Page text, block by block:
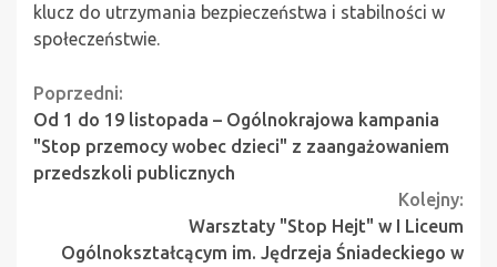
klucz do utrzymania bezpieczeństwa i stabilności w
społeczeństwie.
Continue
Reading
Poprzedni:
Od 1 do 19 listopada – Ogólnokrajowa kampania
"Stop przemocy wobec dzieci" z zaangażowaniem
przedszkoli publicznych
Kolejny:
Warsztaty "Stop Hejt" w I Liceum
Ogólnokształcącym im. Jędrzeja Śniadeckiego w